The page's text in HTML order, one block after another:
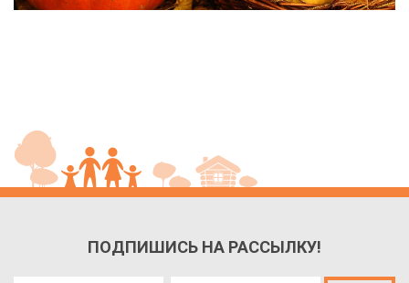
ПОДПИШИСЬ НА РАССЫЛКУ!